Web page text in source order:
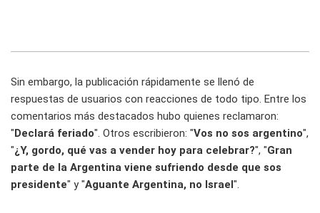
Sin embargo, la publicación rápidamente se llenó de
respuestas de usuarios con reacciones de todo tipo. Entre los
comentarios más destacados hubo quienes reclamaron:
"Declará feriado". Otros escribieron: "Vos no sos argentino",
"¿Y, gordo, qué vas a vender hoy para celebrar?", "Gran
parte de la Argentina viene sufriendo desde que sos
presidente" y "Aguante Argentina, no Israel".